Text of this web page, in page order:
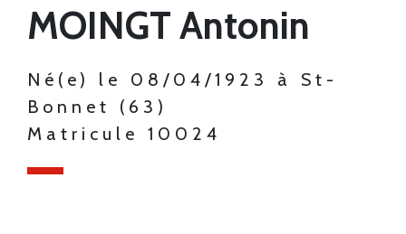
MOINGT Antonin
Né(e) le 08/04/1923 à St-
Bonnet (63)
Matricule 10024